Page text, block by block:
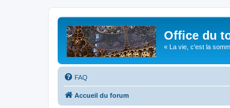
Office du
« La vie, c'est la
FAQ
Accueil du forum